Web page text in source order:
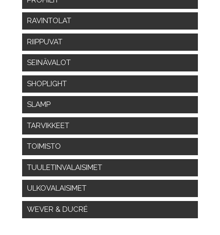
RAVINTOLAT
RIIPPUVAT
SEINÄVALOT
SHOPLIGHT
SLAMP
TARVIKKEET
TOIMISTO
TUULETINVALAISIMET
ULKOVALAISIMET
WEVER & DUCRÉ